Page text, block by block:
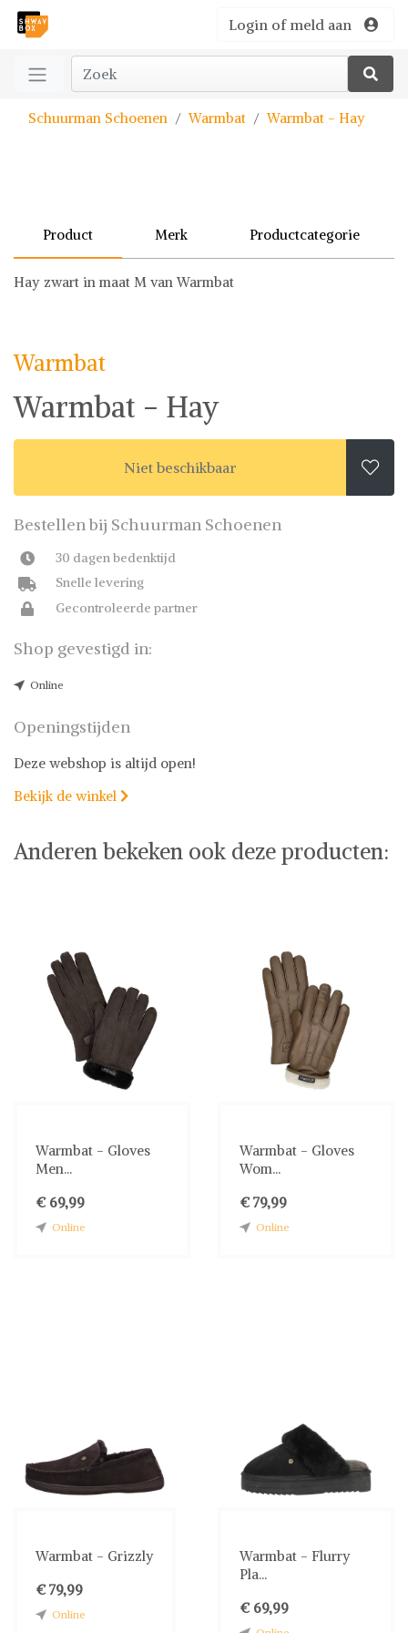
Login of meld aan
Schuurman Schoenen Warmbat Warmbat - Hay
Product Merk Productcategorie
Hay zwart in maat M van Warmbat
Warmbat
Warmbat - Hay
Niet beschikbaar 
Bestellen bij Schuurman Schoenen
30 dagen bedenktijd
Snelle levering
Gecontroleerde partner
Shop gevestigd in:
Online
Openingstijden
Deze webshop is altijd open!
Bekijk de winkel 
Anderen bekeken ook deze producten:
Warmbat - Gloves
Men...
€ 69,99
Online
Warmbat - Gloves
Wom...
€ 79,99
Online
Warmbat - Grizzly
€ 79,99
Online
Warmbat - Flurry
Pla...
€ 69,99